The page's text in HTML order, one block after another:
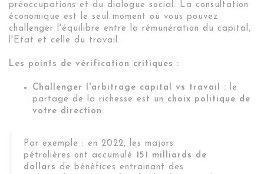
préoccupations et du dialogue social. La consultation
économique est le seul moment où vous pouvez
challenger l'équilibre entre la rémunération du capital,
l'Etat et celle du travail.
Les points de vérification critiques :
Challenger l'arbitrage capital vs travail : le
partage de la richesse est un choix politique de
votre direction.
Par exemple : en 2022, les majors
pétrolières ont accumulé 151 milliards de
dollars de bénéfices entrainant des